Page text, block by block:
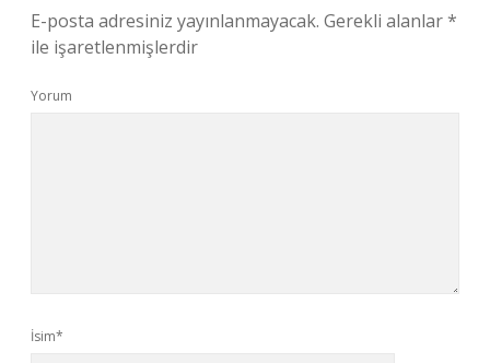
E-posta adresiniz yayınlanmayacak. Gerekli alanlar*
ile işaretlenmişlerdir
Yorum
İsim*